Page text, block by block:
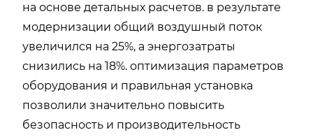
на основе детальных расчетов. в результате
модернизации общий воздушный поток
увеличился на 25%, а энергозатраты
снизились на 18%. оптимизация параметров
оборудования и правильная установка
позволили значительно повысить
безопасность и производительность